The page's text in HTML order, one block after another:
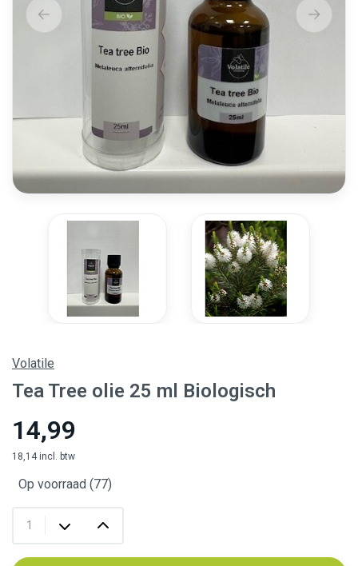
Volatile
Tea Tree olie 25 ml Biologisch
14,99
18,14 incl. btw
Op voorraad (77)